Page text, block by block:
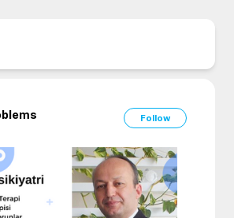
Follow